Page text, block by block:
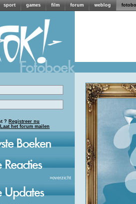
sport games film forum weblog
? Registreer nu
Laat het forum mailen
»overzicht